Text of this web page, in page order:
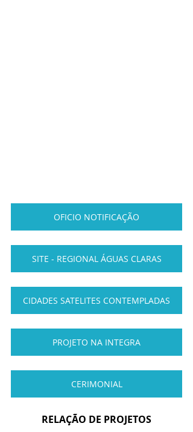
OFICIO NOTIFICAÇÃO
SITE - REGIONAL ÁGUAS CLARAS
CIDADES SATELITES CONTEMPLADAS
PROJETO NA INTEGRA
CERIMONIAL
RELAÇÃO DE PROJETOS